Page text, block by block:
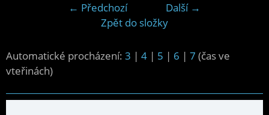
← Předchozí
Další →
Zpět do složky
Automatické procházení: 3 | 4 | 5 | 6 | 7 (čas ve
vteřinách)